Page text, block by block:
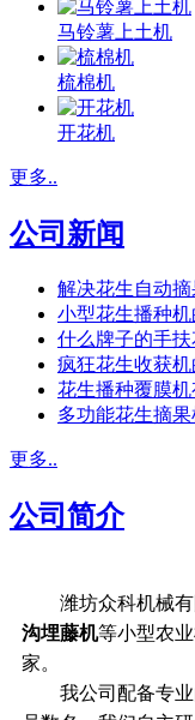
马铃薯上土机
梳棉机
开花机
更多..
公司新闻
解决花生自动
小型花生播种
什么牌子的手
疯狂花生收获
花生播种覆膜
多功能花生摘
更多..
公司简介
潍坊众科机械有
沟埋藤机等小型农
家。
我公司配备专业